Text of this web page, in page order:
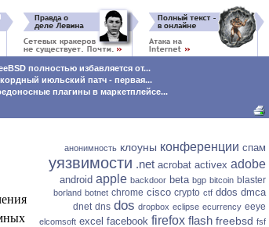
полностью избавляется от...
июльский патч - первая...
плагины в маркетплейсе...
анонимность клоуны конференции спам
уязвимости .net acrobat activex adobe
android apple backdoor beta bgp bitcoin blaster
borland botnet chrome cisco crypto ctf ddos dmca
dnet dns dos dropbox eclipse ecurrency eeye
elcomsoft excel facebook firefox flash freebsd fsf